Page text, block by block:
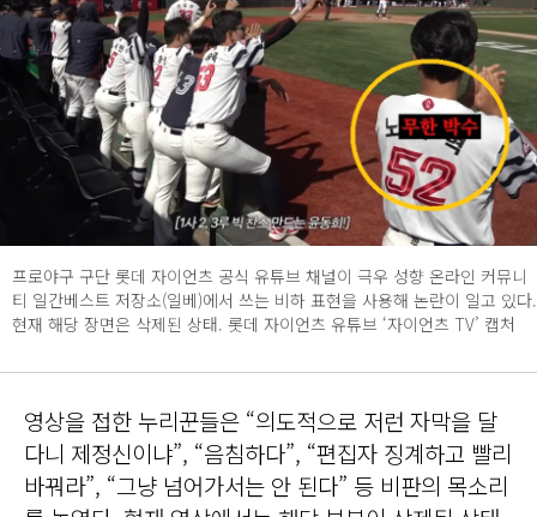
프로야구 구단 롯데 자이언츠 공식 유튜브 채널이 극우 성향 온라인 커뮤니
티 일간베스트 저장소(일베)에서 쓰는 비하 표현을 사용해 논란이 일고 있다.
현재 해당 장면은 삭제된 상태. 롯데 자이언츠 유튜브 ‘자이언츠 TV’ 캡처
영상을 접한 누리꾼들은 “의도적으로 저런 자막을 달
다니 제정신이냐”, “음침하다”, “편집자 징계하고 빨리
바꿔라”, “그냥 넘어가서는 안 된다” 등 비판의 목소리